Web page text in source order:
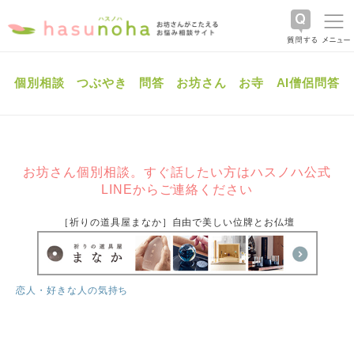
個別相談 つぶやき 問答 お坊さん お寺 AI僧侶問答
お坊さん個別相談。すぐ話したい方はハスノハ公式
LINEからご連絡ください
［祈りの道具屋まなか］自由で美しい位牌とお仏壇
恋人・好きな人の気持ち